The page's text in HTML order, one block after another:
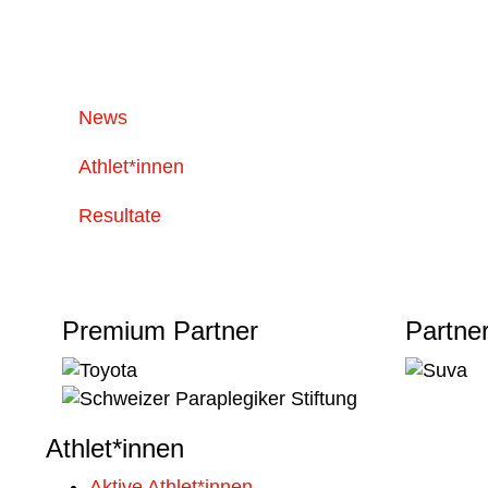
News
Athlet*innen
Resultate
Premium Partner
Athlet*innen